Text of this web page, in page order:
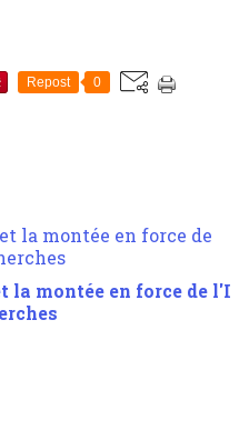
Repost 0
la montée en force de l'I